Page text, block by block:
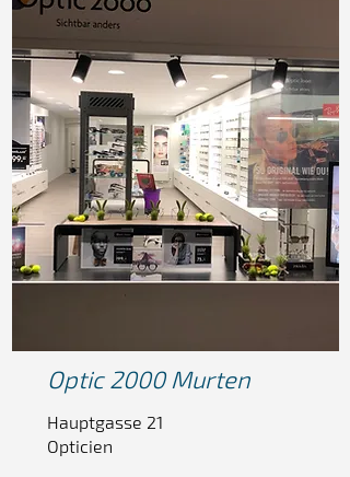
Optic 2000 Murten
Hauptgasse 21
Opticien